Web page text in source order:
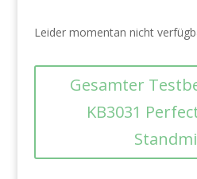
Leider momentan nicht
Gesamter
KB3031